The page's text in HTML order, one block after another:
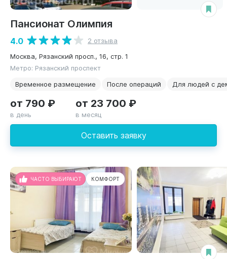
Пансионат Олимпия
4.0
2 отзыва
Москва, Рязанский просп., 16, стр. 1
Метро: Рязанский проспект
Временное размещение
После операций Для людей с
Оставить заявку
от 790 ₽
в день
от 23 700 ₽
в месяц
ЧАСТО ВЫБИРАЮТ КОМФОРТ